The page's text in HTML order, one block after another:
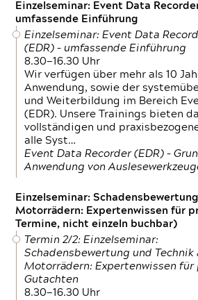
Einzelseminar: Event Data
umfassende Einführung
Einzelseminar: Event Data
(EDR) – umfassende Einführung
8.30—16.30 Uhr
Wir verfügen über mehr als 10
Anwendung, sowie der
und Weiterbildung im Bereich
(EDR). Unsere Trainings bieten
vollständigen und
alle Syst…
Event Data Recorder (EDR) –
Anwendung von
Einzelseminar:
Motorrädern: Expertenwissen für
Termine, nicht einzeln buchbar)
Termin 2/2: Einzelseminar:
Schadensbewertung und Technik
Motorrädern: Expertenwissen für
Gutachten
8.30—16.30 Uhr